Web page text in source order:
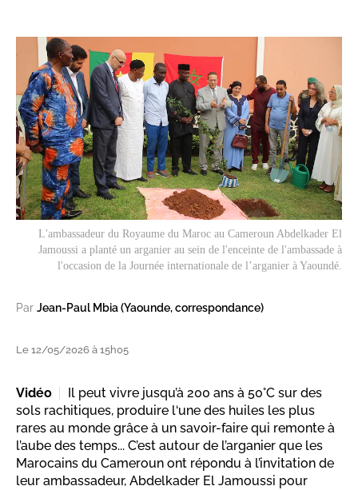
L'ambassadeur du Royaume du Maroc au Cameroun Abdelkader El
Jamoussi a planté un arganier au sein de l'enceinte de l'ambassade à
l'occasion de la Journée internationale de l’arganier à Yaoundé.
Par Jean-Paul Mbia (Yaounde, correspondance)
Le 12/05/2026 à 15h05
Vidéo
Il peut vivre jusqu’à 200 ans à 50°C sur des
sols rachitiques, produire l‘une des huiles les plus
rares au monde grâce à un savoir-faire qui remonte à
l’aube des temps... C’est autour de l’arganier que les
Marocains du Cameroun ont répondu à l’invitation de
leur ambassadeur, Abdelkader El Jamoussi pour